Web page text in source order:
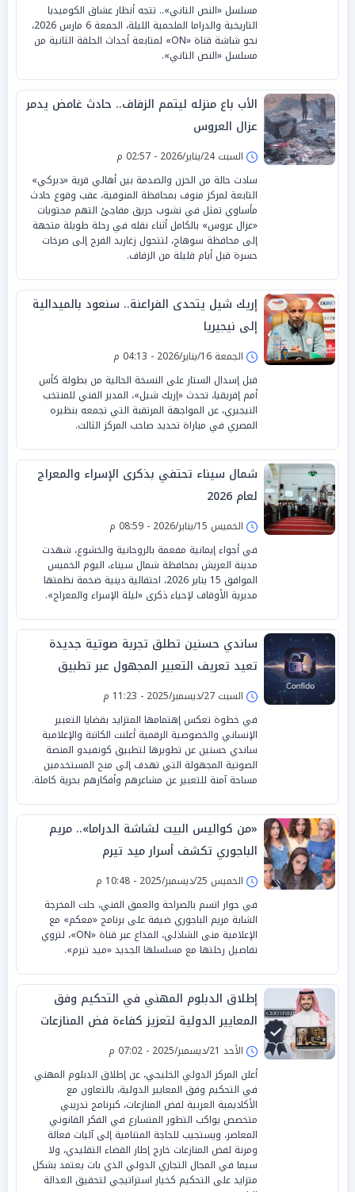
مسلسل «النص التاني».. تتجه أنظار عشاق الكوميديا
التاريخية والدراما الملحمية الليلة، الجمعة 6 مارس 2026،
نحو شاشة قناة «ON» لمتابعة أحداث الحلقة الثانية من
مسلسل «النص التاني».
الأب باع منزله ليتمم الزفاف.. حادث غامض يدمر
عزال العروس
السبت 24/يناير/2026 - 02:57 م
سادت حالة من الحزن والصدمة بين أهالي قرية «دبركي»
التابعة لمركز منوف بمحافظة المنوفية، عقب وقوع حادث
مأساوي تمثل في نشوب حريق مفاجئ التهم محتويات
«عزال عروس» بالكامل أثناء نقله في رحلة طويلة متجهة
إلى محافظة سوهاج، لتتحول زغاريد الفرح إلى صرخات
حسرة قبل أيام قليلة من الزفاف.
إريك شيل يتحدى الفراعنة.. سنعود بالميدالية
إلى نيجيريا
الجمعة 16/يناير/2026 - 04:13 م
قبل إسدال الستار على النسخة الحالية من بطولة كأس
أمم إفريقيا، تحدث «إريك شيل»، المدير الفني للمنتخب
النيجيري، عن المواجهة المرتقبة التي تجمعه بنظيره
المصري في مباراة تحديد صاحب المركز الثالث.
شمال سيناء تحتفي بذكرى الإسراء والمعراج
لعام 2026
الخميس 15/يناير/2026 - 08:59 م
في أجواء إيمانية مفعمة بالروحانية والخشوع، شهدت
مدينة العريش بمحافظة شمال سيناء، اليوم الخميس
الموافق 15 يناير 2026، احتفالية دينية ضخمة نظمتها
مديرية الأوقاف لإحياء ذكرى «ليلة الإسراء والمعراج».
ساندي حسنين تطلق تجربة صوتية جديدة
تعيد تعريف التعبير المجهول عبر تطبيق
«Confido» السبت 27/ديسمبر/2025 - 11:23 م
في خطوة تعكس إهتمامها المتزايد بقضايا التعبير
الإنساني والخصوصية الرقمية أعلنت الكاتبة والإعلامية
ساندي حسنين عن تطويرها لتطبيق كونفيدو المنصة
الصوتية المجهولة التي تهدف إلى منح المستخدمين
مساحة آمنة للتعبير عن مشاعرهم وأفكارهم بحرية كاملة.
«من كواليس البيت لشاشة الدراما».. مريم
الباجوري تكشف أسرار ميد تيرم
الخميس 25/ديسمبر/2025 - 10:48 م
في حوار اتسم بالصراحة والعمق الفني، حلت المخرجة
الشابة مريم الباجوري ضيفة على برنامج «معكم» مع
الإعلامية منى الشاذلي، المذاع عبر قناة «ON»، لتروي
تفاصيل رحلتها مع مسلسلها الجديد «ميد تيرم».
إطلاق الدبلوم المهني في التحكيم وفق
المعايير الدولية لتعزيز كفاءة فض المنازعات
التجارية
الأحد 21/ديسمبر/2025 - 07:02 م
أعلن المركز الدولي الخليجي، عن إطلاق الدبلوم المهني
في التحكيم وفق المعايير الدولية، بالتعاون مع
الأكاديمية العربية لفض المنازعات، كبرنامج تدريبي
متخصص يواكب التطور المتسارع في الفكر القانوني
المعاصر، ويستجيب للحاجة المتنامية إلى آليات فعالة
ومرنة لفض المنازعات خارج إطار القضاء التقليدي، ولا
سيما في المجال التجاري الدولي الذي بات يعتمد بشكل
متزايد على التحكيم كخيار استراتيجي لتحقيق العدالة